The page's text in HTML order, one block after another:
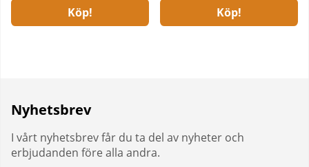
Köp! Köp!
Nyhetsbrev
I vårt nyhetsbrev får du ta del av nyheter och
erbjudanden före alla andra.